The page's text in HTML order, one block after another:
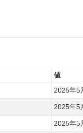
値
2025年5
2025年5
2025年5